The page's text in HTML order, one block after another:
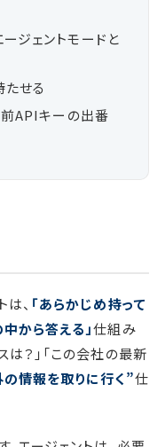
ジェントモードと
せる
APIキーの出番
、 「あらかじめ持って
から答える」仕組み
は？」「この会社の最新
情報を取りに行く”仕